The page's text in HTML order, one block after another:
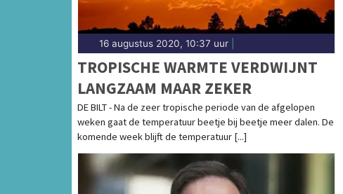
16 augustus 2020, 10:37 uur
TROPISCHE WARMTE VERDWIJNT
LANGZAAM MAAR ZEKER
DE BILT - Na de zeer tropische periode van de afgelopen
weken gaat de temperatuur beetje bij beetje meer dalen. De
komende week blijft de temperatuur [...]